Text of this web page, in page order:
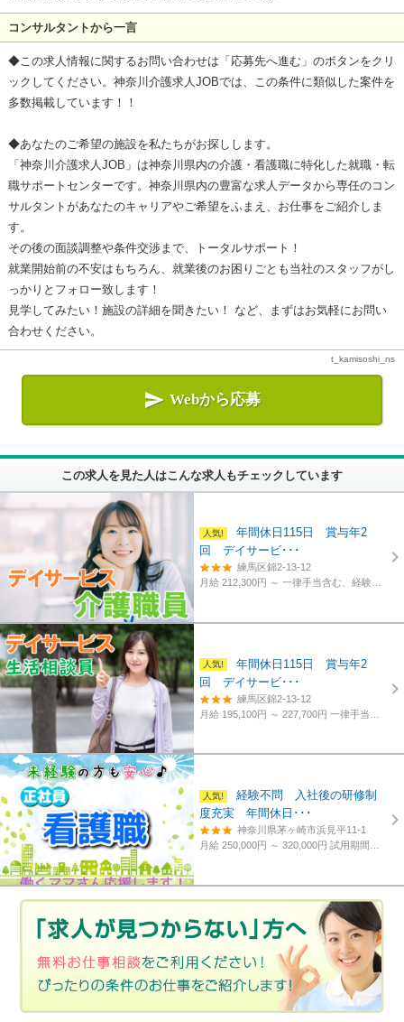
コンサルタントから一言
◆この求人情報に関するお問い合わせは「応募先へ進む」のボタンをクリ
ックしてください。神奈川介護求人JOBでは、この条件に類似した案件を
多数掲載しています！！
◆あなたのご希望の施設を私たちがお探しします。
「神奈川介護求人JOB」は神奈川県内の介護・看護職に特化した就職・転
職サポートセンターです。神奈川県内の豊富な求人データから専任のコン
サルタントがあなたのキャリアやご希望をふまえ、お仕事をご紹介しま
す。
その後の面談調整や条件交渉まで、トータルサポート！
就業開始前の不安はもちろん、就業後のお困りごとも当社のスタッフがし
っかりとフォロー致します！
見学してみたい！施設の詳細を聞きたい！ など、まずはお気軽にお問い
合わせください。
t_kamisoshi_ns
 Webから応募
この求人を見た人はこんな求人もチェックしています
年間休日115日 賞与年2
回 デイサービ･･･
練馬区錦2-13-12
月給 212,300円 ～一律手当含む、経験・資格考慮
年間休日115日 賞与年2
回 デイサービ･･･
練馬区錦2-13-12
月給 195,100円 ～ 227,700円一律手当含む、経験・資格考慮
経験不問 入社後の研修制
度充実 年間休日･･･
神奈川県茅ヶ崎市浜見平11-1
月給 250,000円 ～ 320,000円試用期間あり。3カ月～4カ月。